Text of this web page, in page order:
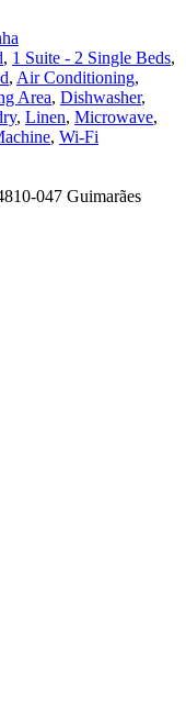
, 1 Suite - 2 Single Beds,
, Air Conditioning,
Area, Dishwasher,
, Linen, Microwave,
, Wi-Fi
047 Guimarães